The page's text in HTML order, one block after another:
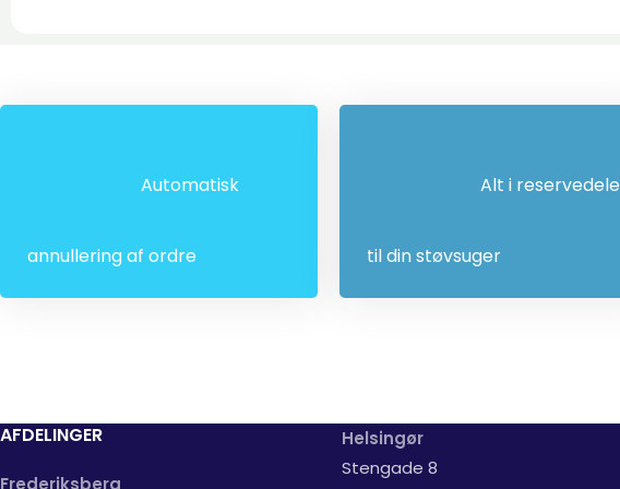
Automatisk
annullering af ordre
Alt i reservedele
til din støvsuger
AFDELINGER
Frederiksberg
Helsingør
Stengade 8